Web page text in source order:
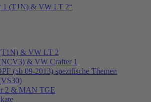
1 (T1N) & VW LT 2“
& VW LT 2
& VW Crafter 1
(ab 09-2013) spezifische Themen
2 & MAN TGE